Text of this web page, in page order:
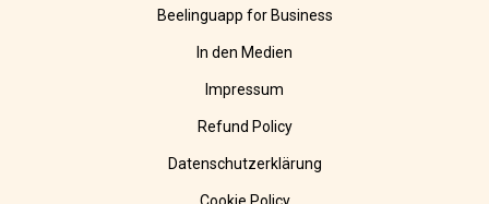
Beelinguapp for Business
In den Medien
Impressum
Refund Policy
Datenschutzerklärung